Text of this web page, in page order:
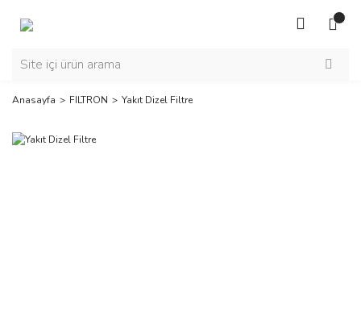
Anasayfa FILTRON Yakıt Dizel Filtre